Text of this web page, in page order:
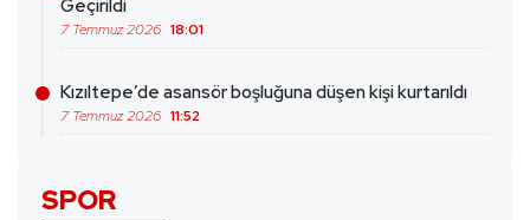
Geçirildi
7 Temmuz 2026 18:01
Kızıltepe’de asansör boşluğuna düşen kişi kurtarıldı
7 Temmuz 2026 11:52
SPOR